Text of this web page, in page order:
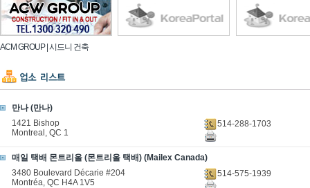
ACM GROUP | 시드니 건축
만나 (만나)
1421 Bishop
Montreal, QC 1
514-288-1703
매일 택배 몬트리올 (몬트리올 택배) (Mailex Canada)
3480 Boulevard Décarie #204
Montréa, QC H4A 1V5
514-575-1939